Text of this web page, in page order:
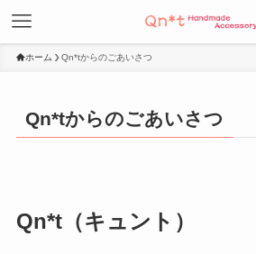
ホーム Qn*tからのごあいさつ
Qn*tからのごあいさつ
Qn*t（キュント）